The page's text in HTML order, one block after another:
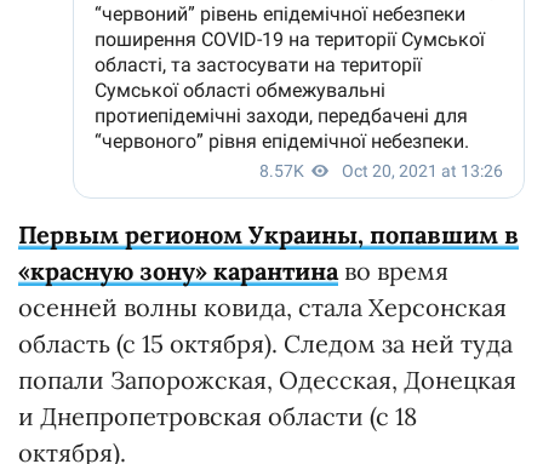
Первым регионом Украины, попавшим в
«красную зону» карантина во время
осенней волны ковида, стала Херсонская
область (с 15 октября). Следом за ней туда
попали Запорожская, Одесская, Донецкая
и Днепропетровская области (с 18
октября).